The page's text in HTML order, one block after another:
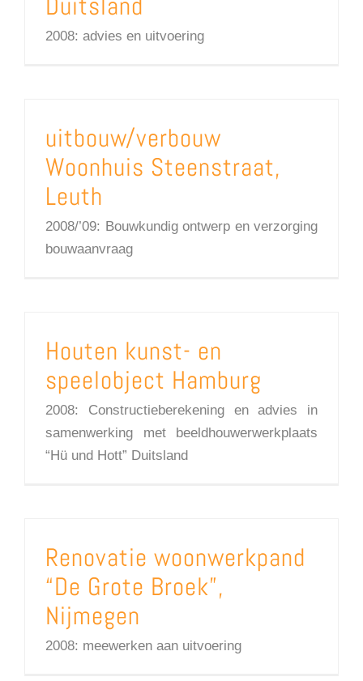
2008: advies en uitvoering
uitbouw/verbouw
Woonhuis Steenstraat,
Leuth
2008/’09: Bouwkundig ontwerp en verzorging
bouwaanvraag
Houten kunst- en
speelobject Hamburg
2008: Constructieberekening en advies in
samenwerking met beeldhouwerwerkplaats
“Hü und Hott” Duitsland
Renovatie woonwerkpand
“De Grote Broek”,
Nijmegen
2008: meewerken aan uitvoering